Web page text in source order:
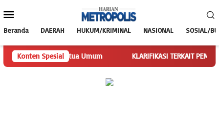
ke
Mobile
Beranda DAERAH HUKUM/KRIMINAL NASIONAL SOSIAL/
Konten Spesial
Tugas Ketua Umum KLARIFIKASI TERKAIT